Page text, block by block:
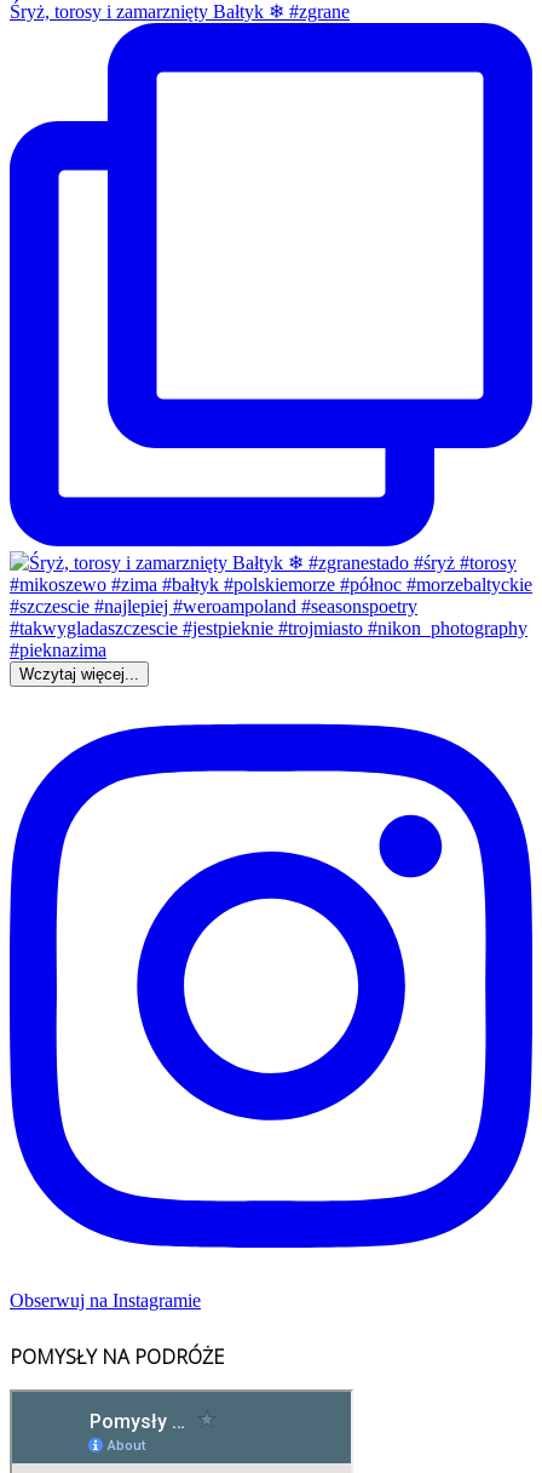
Śryż, torosy i zamarznięty Bałtyk ❄ #zgrane
Wczytaj więcej...
Obserwuj na Instagramie
POMYSŁY NA PODRÓŻE